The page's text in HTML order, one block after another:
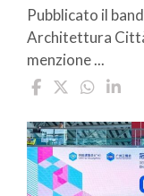
Pubblicato il
Architettura
menzione ...